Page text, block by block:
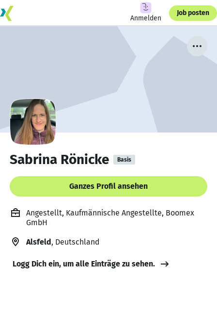
Anmelden
Job posten
Sabrina Rönicke Basis
Ganzes Profil ansehen
Angestellt, Kaufmännische Angestellte, Boomex
GmbH
Alsfeld, Deutschland
Logg Dich ein, um alle Einträge zu sehen.